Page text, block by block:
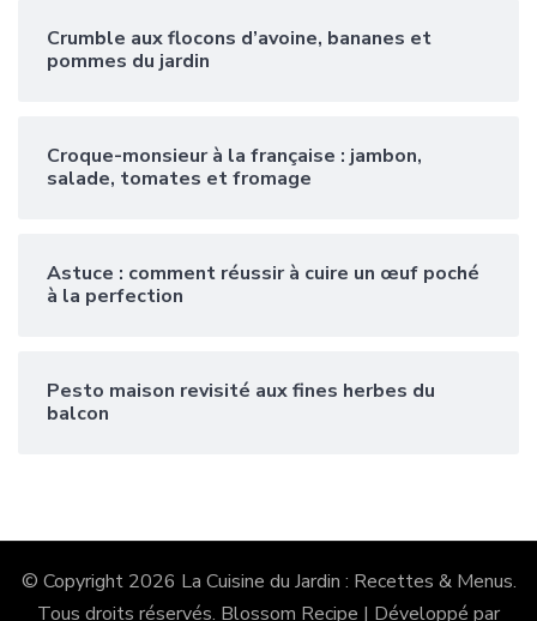
Crumble aux flocons d’avoine, bananes et
pommes du jardin
Croque-monsieur à la française : jambon,
salade, tomates et fromage
Astuce : comment réussir à cuire un œuf poché
à la perfection
Pesto maison revisité aux fines herbes du
balcon
© Copyright 2026 La Cuisine du Jardin : Recettes & Menus.
Tous droits réservés. Blossom Recipe | Développé par